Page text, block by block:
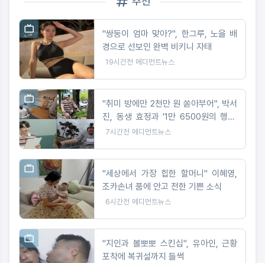
"쌍둥이 엄마 맞아?", 한그루, 노을 배
경으로 선보인 완벽 비키니 자태
19시간전 메디먼트뉴스
"취미 방에만 2천만 원 쏟아부어", 박서
진, 동생 효정과 '1만 6500원의 행복'
도전
7시간전 메디먼트뉴스
"세상에서 가장 힙한 할머니" 이혜영,
조카손녀 품에 안고 전한 기쁜 소식
6시간전 메디먼트뉴스
"지인과 볼뽀뽀 스킨십", 유아인, 근황
포착에 복귀설까지 들썩